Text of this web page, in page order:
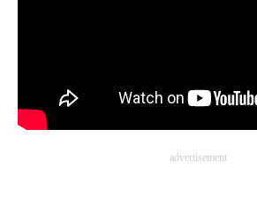
企業ITのトレンドを詳説
経営リーダーのコミュニティ
advertisement